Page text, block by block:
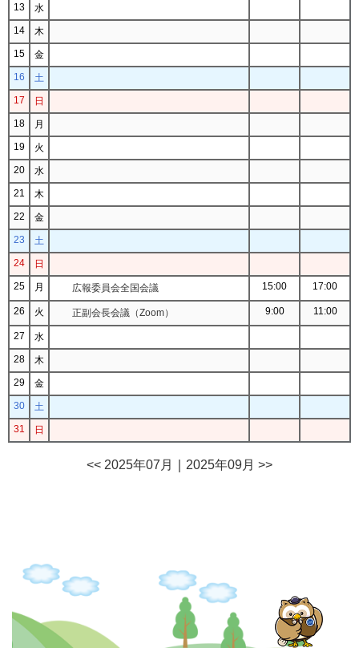
13
水
14
木
15
金
16
土
17
日
18
月
19
火
20
水
21
木
22
金
23
土
24
日
25
月 広報委員会全国会議 15:00 17:00
26 火 正副会長会議（Zoom） 9:00 11:00
27
水
28
木
29
金
30
土
31
日
<< 2025年07月 2025年09月 >>